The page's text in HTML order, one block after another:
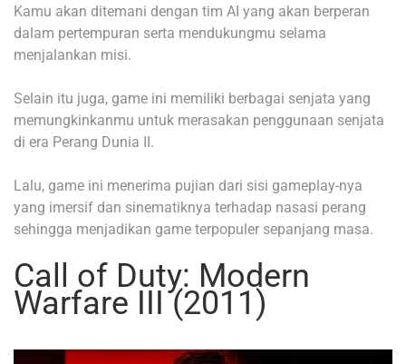
Kamu akan ditemani dengan tim AI yang akan berperan
dalam pertempuran serta mendukungmu selama
menjalankan misi.
Selain itu juga, game ini memiliki berbagai senjata yang
memungkinkanmu untuk merasakan penggunaan senjata
di era Perang Dunia II.
Lalu, game ini menerima pujian dari sisi gameplay-nya
yang imersif dan sinematiknya terhadap nasasi perang
sehingga menjadikan game terpopuler sepanjang masa.
Call of Duty: Modern
Warfare III (2011)